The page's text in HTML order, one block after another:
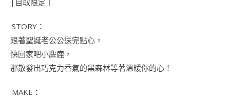
|自取限定｜
:STORY：
跟著聖誕老公公送完點心，
快回家吧小麋鹿，
那散發出巧克力香氣的黑森林等著溫暖你的心！
:MAKE：